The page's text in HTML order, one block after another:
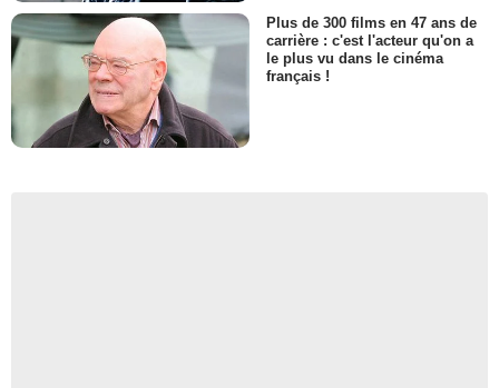
Plus de 300 films en 47 ans de
carrière : c'est l'acteur qu'on a
le plus vu dans le cinéma
français !